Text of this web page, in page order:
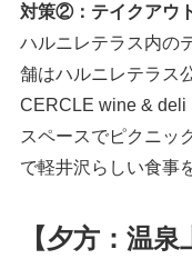
対策②：テイクアウ
ハルニレテラス内の
舗はハルニレテラス
CERCLE wine & deli
スペースでピクニッ
で軽井沢らしい食事
【夕方：温